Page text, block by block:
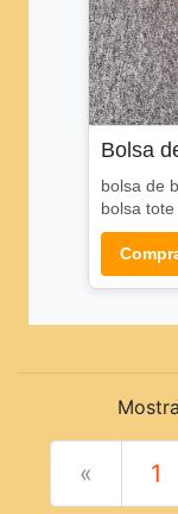
Bolsa
bolsa de
bolsa
« 1